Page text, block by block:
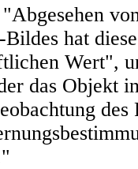
hat
Wert",
das Objekt
des